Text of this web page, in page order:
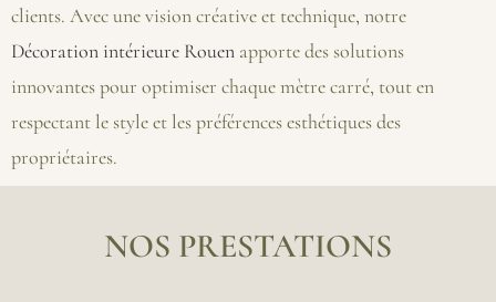
clients. Avec une vision créative et technique, notre
Décoration intérieure Rouen apporte des solutions
innovantes pour optimiser chaque mètre carré, tout en
respectant le style et les préférences esthétiques des
propriétaires.
NOS PRESTATIONS